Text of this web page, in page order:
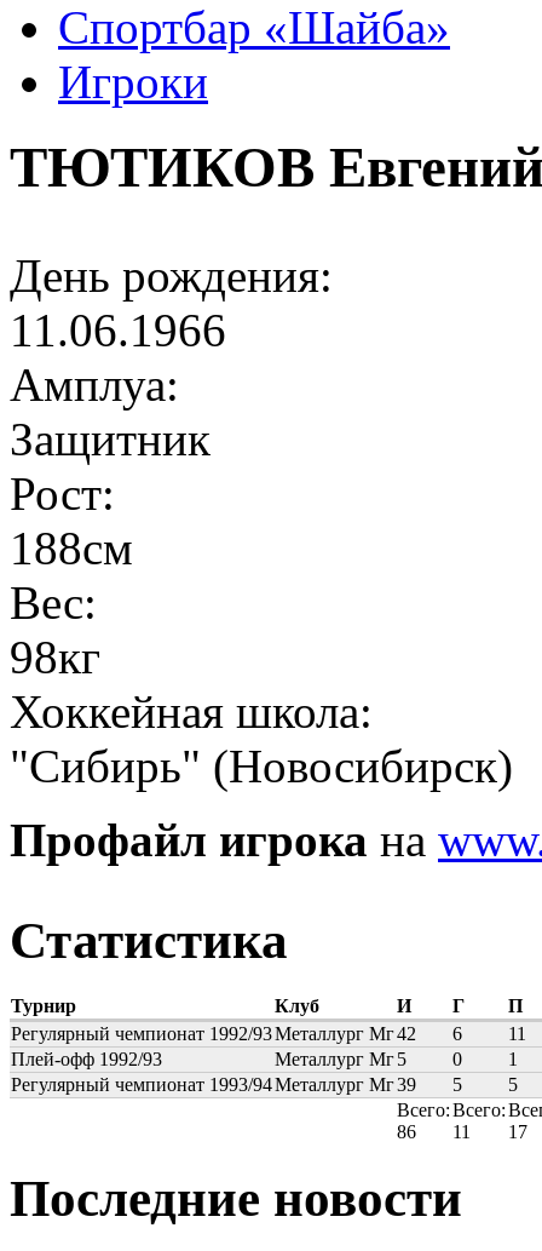
Спортбар «Шайба»
Игроки
ТЮТИКОВ
День рождения:
11.06.1966
Амплуа:
Защитник
Рост:
188см
Вес:
98кг
Хоккейная школа:
"Сибирь" (Новосибирск)
Профайл игрока на
Статистика
Турнир Клуб И Г
П
Регулярный чемпионат 1992/93Металлург Мг42 6
11
Плей-офф 1992/93
Металлург Мг5 0
1
Регулярный чемпионат 1993/94Металлург Мг39 5
5
Всего:
86
Всего:
11
17
Последние новости